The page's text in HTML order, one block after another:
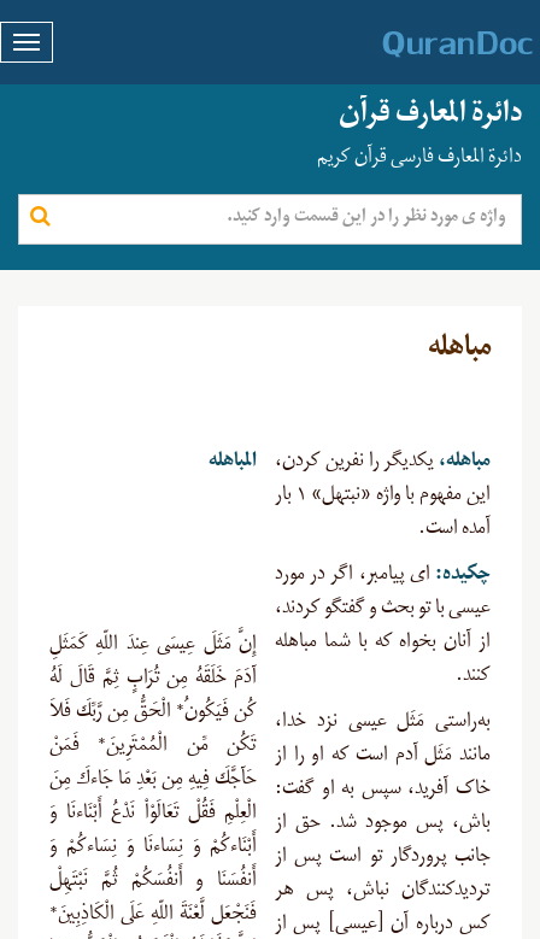
دائرة المعارف قرآن
دائرة المعارف فارسی قرآن کریم
مباهله
مباهله، یکدیگر را نفرین کردن،
این مفهوم با واژه «نبتهل» ۱ بار
آمده است.
چکیده: ای پیامبر، اگر در مورد
عیسی با تو بحث و گفتگو کردند،
از آنان بخواه که با شما مباهله
کنند.
به‌راستی مَثَل عیسى نزد خدا،
مانند مَثَل آدم است که او را از
خاک آفرید، سپس به او گفت:
باش، پس موجود شد. حق از
جانب پروردگار تو است پس از
تردیدکنندگان نباش، پس هر
کس درباره آن [عیسی] پس از
المباهله
إِنَّ مَثَلَ عِيسَى عِندَ اللّهِ كَمَثَلِ
آدَمَ خَلَقَهُ مِن تُرَابٍ ثِمَّ قَالَ لَهُ
كُن فَيَكُونُ* الْحَقُّ مِن رَّبِّكَ فَلاَ
تَكُن مِّن الْمُمْتَرِينَ* فَمَنْ
حَآجَّكَ فِيهِ مِن بَعْدِ مَا جَاءكَ مِنَ
الْعِلْمِ فَقُلْ تَعَالَوْاْ نَدْعُ أَبْنَاءنَا وَ
أَبْنَاءكُمْ وَ نِسَاءنَا وَ نِسَاءكُمْ وَ
أَنفُسَنَا و أَنفُسَكُمْ ثُمَّ نَبْتَهِلْ
فَنَجْعَل لَّعْنَةَ اللّهِ عَلَى الْكَاذِبِينَ*